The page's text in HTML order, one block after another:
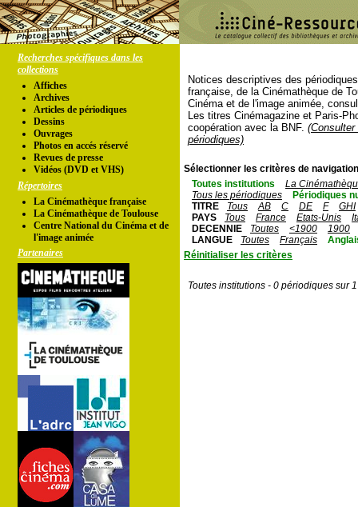
Recherches spécifiques dans les
collections
Affiches
Archives
Articles de périodiques
Dessins
Ouvrages
Photos en accés réservé
Revues de presse
Vidéos (DVD et VHS)
Répertoires
La Cinémathèque française
La Cinémathèque de Toulouse
Centre National du Cinéma et de
l'image animée
Partenaires
Notices descriptives des
française, de la Cinémathèque de
Cinéma et de l'image animée,
Les titres Cinémagazine et Paris-
coopération avec la BNF.
périodiques)
Sélectionner les critères de
Toutes institutions
La
Tous les périodiques
Périodiques
TITRE
Tous AB C DE F
GHI
PAYS
Tous France Etats-Unis
DECENNIE
Toutes <1900
1900
LANGUE
Toutes Français
Réinitialiser les critères
Toutes institutions - 0 périodiques sur